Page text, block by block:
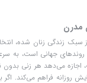
مدرن
سبک زندگی زنان شده،
از روندهای جهانی است،
می‌دهد هر زنی
روزانه فراهم می‌کند.